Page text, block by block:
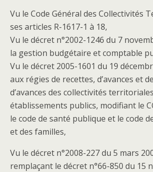
Vu le Code Général des Collectivités
ses articles R-1617-1 à 18,
Vu le décret n°2002-1246 du 7
la gestion budgétaire et comptable
Vu le décret 2005-1601 du 19
aux régies de recettes, d’avances et
d’avances des collectivités
établissements publics, modifiant le
le code de santé publique et le code
et des familles,
Vu le décret n°2008-227 du 5 mars
remplaçant le décret n°66-850 du 15